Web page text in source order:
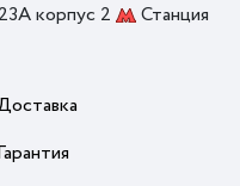
корпус 2
Станция